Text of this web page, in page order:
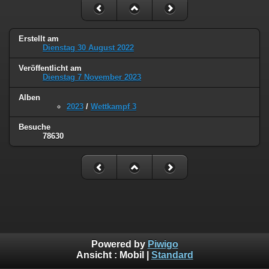
Erstellt am
Dienstag 30 August 2022
Veröffentlicht am
Dienstag 7 November 2023
Alben
2023 / Wettkampf 3
Besuche
78630
Powered by Piwigo
Ansicht : Mobil Standard